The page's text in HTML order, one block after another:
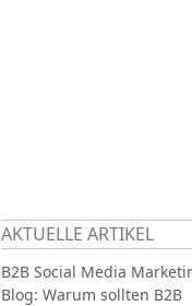
AKTUELLE ARTIKEL
B2B Social Media
Blog: Warum sollten B2B